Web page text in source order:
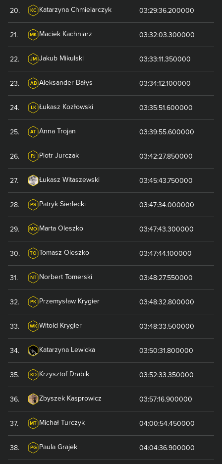
20. KC Katarzyna Chmielarczyk 03:29:36.200000
21. MK Maciek Kachniarz 03:32:03.300000
22. JM Jakub Mikulski 03:33:11.350000
23. AB Aleksander Bałys 03:34:12.100000
24. ŁK Łukasz Kozłowski 03:35:51.600000
25. AT Anna Trojan 03:39:55.600000
26. PJ Piotr Jurczak 03:42:27.850000
27. Łukasz Witaszewski 03:45:43.750000
28. PS Patryk Sierlecki 03:47:34.000000
29. MO Marta Oleszko 03:47:43.300000
30. TO Tomasz Oleszko 03:47:44.100000
31. NT Norbert Tomerski 03:48:27.550000
32. PK Przemysław Krygier 03:48:32.800000
33. WK Witold Krygier 03:48:33.500000
34. Katarzyna Lewicka 03:50:31.800000
35. KD Krzysztof Drabik 03:52:33.350000
36. Zbyszek Kasprowicz 03:57:16.900000
37. MT Michał Turczyk 04:00:54.450000
38. PG Paula Grajek 04:04:36.900000